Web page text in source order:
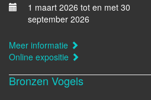
1 maart 2026 tot en met 30
september 2026
Meer informatie
Online expositie
Bronzen Vogels